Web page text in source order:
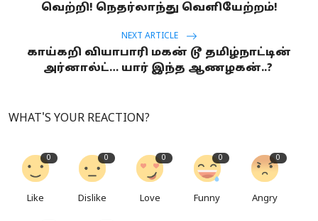
வெற்றி! நெதர்லாந்து வெளியேற்றம்!
NEXT ARTICLE
காய்கறி வியாபாரி மகன் டூ தமிழ்நாட்டின்
அர்னால்ட்… யார் இந்த ஆணழகன்..?
WHAT'S YOUR REACTION?
0
Like
0
Dislike
0
Love
0
Funny
0
Angry